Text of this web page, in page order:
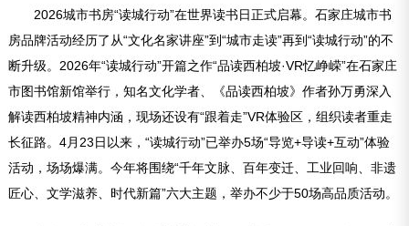
2026城市书房“读城行动”在世界读书日正式启幕。石家庄城市书
房品牌活动经历了从“文化名家讲座”到“城市走读”再到“读城行动”的不
断升级。2026年“读城行动”开篇之作“品读西柏坡·VR忆峥嵘”在石家庄
市图书馆新馆举行，知名文化学者、《品读西柏坡》作者孙万勇深入
解读西柏坡精神内涵，现场还设有“跟着走”VR体验区，组织读者重走
长征路。4月23日以来，“读城行动”已举办5场“导览+导读+互动”体验
活动，场场爆满。今年将围绕“千年文脉、百年变迁、工业回响、非遗
匠心、文学滋养、时代新篇”六大主题，举办不少于50场高品质活动。